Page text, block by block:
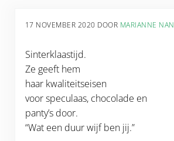
17 NOVEMBER 2020 DOOR MARIANNE NAN
Sinterklaastijd.
Ze geeft hem
haar kwaliteitseisen
voor speculaas, chocolade en
panty’s door.
“Wat een duur wijf ben jij.”